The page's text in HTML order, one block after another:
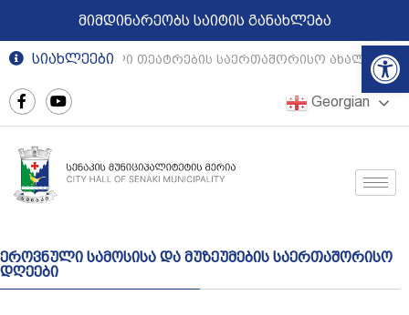
მიმდინარეობს საიტის განახლება
სიახლეები
რეგიონული თეატრების საერთაშორისო
Georgian
ეროვნული სამოსისა და მუზეუმების საერთაშორისო
დღეები